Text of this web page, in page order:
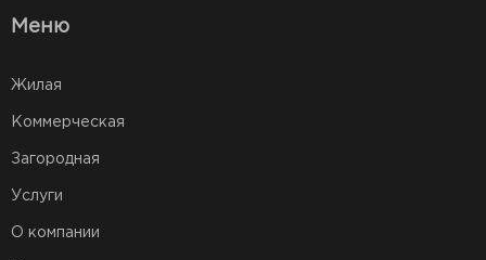
Меню
Жилая
Коммерческая
Загородная
Услуги
О компании